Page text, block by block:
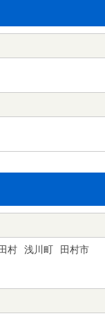
村 浅川町
田村市